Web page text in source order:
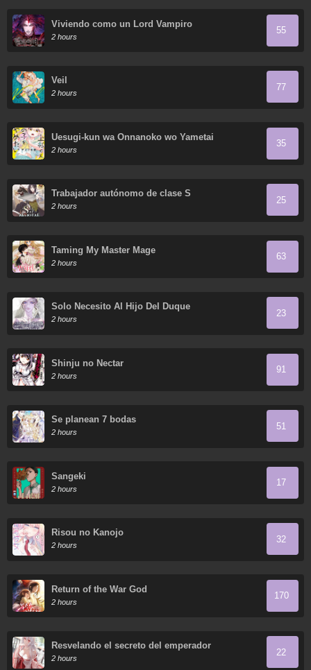
Viviendo como un Lord Vampiro
2 hours
55
Veil
2 hours
77
Uesugi-kun wa Onnanoko wo Yametai
2 hours
35
Trabajador autónomo de clase S
2 hours
25
Taming My Master Mage
2 hours
63
Solo Necesito Al Hijo Del Duque
2 hours
23
Shinju no Nectar
2 hours
91
Se planean 7 bodas
2 hours
51
Sangeki
2 hours
17
Risou no Kanojo
2 hours
32
Return of the War God
2 hours
170
Resvelando el secreto del emperador
2 hours
22